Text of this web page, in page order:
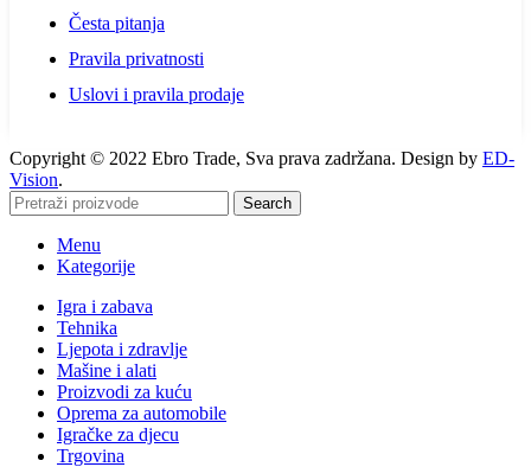
Česta pitanja
Pravila privatnosti
Uslovi i pravila prodaje
Copyright © 2022 Ebro Trade, Sva prava zadržana. Design by ED-
Vision.
Search
Menu
Kategorije
Igra i zabava
Tehnika
Ljepota i zdravlje
Mašine i alati
Proizvodi za kuću
Oprema za automobile
Igračke za djecu
Trgovina